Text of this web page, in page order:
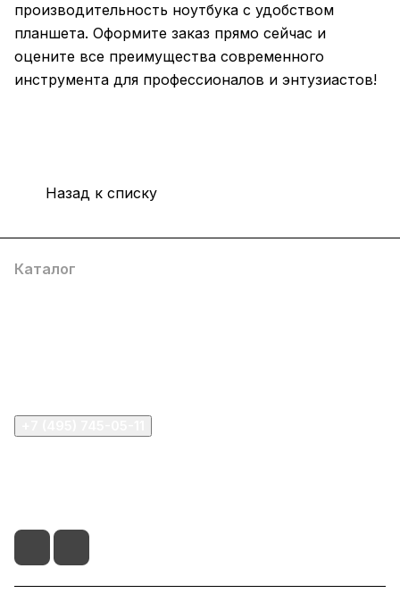
производительность ноутбука с удобством
планшета. Оформите заказ прямо сейчас и
оцените все преимущества современного
инструмента для профессионалов и энтузиастов!
Назад к списку
Каталог